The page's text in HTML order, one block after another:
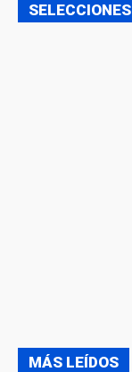
SELECCIONES
MÁS LEÍDOS